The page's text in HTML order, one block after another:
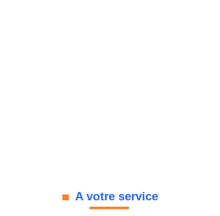
A votre service